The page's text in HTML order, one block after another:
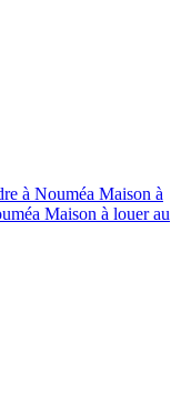
à Nouméa Maison à
Maison à louer au